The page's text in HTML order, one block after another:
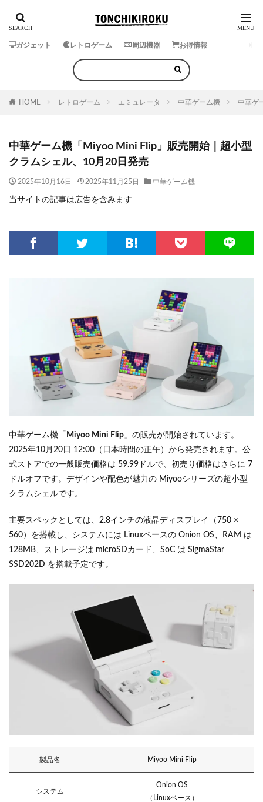
ガジェット レトロゲーム 周辺機器 お得情報
HOME レトロゲーム エミュレータ 中華ゲーム機 中華ゲ
中華ゲーム機「Miyoo Mini Flip」販売開始｜超小型
クラムシェル、10月20日発売
2025年10月16日 2025年11月25日 中華ゲーム機
当サイトの記事は広告を含みます
中華ゲーム機「 Miyoo Mini Flip 」の販売が開始されています。
2025年10月20日 12:00（日本時間の正午）から発売されます。公
式ストアでの一般販売価格は 59.99ドルで、初売り価格はさらに 7
ドルオフです。デザインや配色が魅力の Miyooシリーズの超小型
クラムシェルです。
主要スペックとしては、2.8インチの液晶ディスプレイ（750 ×
560）を搭載し、システムには Linuxベースの Onion OS、RAM は
128MB、ストレージは microSDカード、SoC は SigmaStar
SSD202D を搭載予定です。
製品名 Miyoo Mini Flip
システム
Onion OS
（Linuxベース）